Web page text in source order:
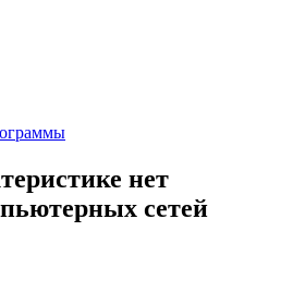
нет
сетей